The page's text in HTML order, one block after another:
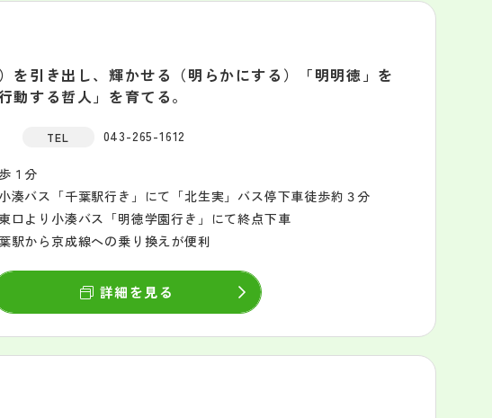
を引き出し、輝かせる（明らかにする）「明明徳」を
する哲人」を育てる。
TEL 043-265-1612
１分
バス「千葉駅行き」にて「北生実」バス停下車徒歩約３分
より小湊バス「明徳学園行き」にて終点下車
駅から京成線への乗り換えが便利
詳細を見る